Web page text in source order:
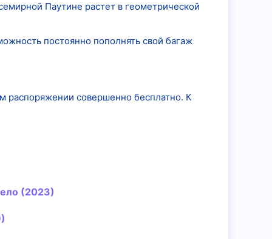
Паутине растет в геометрической
постоянно пополнять свой багаж
распоряжении совершенно бесплатно. К
(2023)